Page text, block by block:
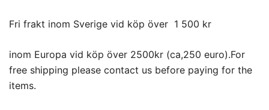
Fri frakt inom Sverige vid köp över 1 500 kr
inom Europa vid köp över 2500kr (ca,250 euro).For
free shipping please contact us before paying for the
items.